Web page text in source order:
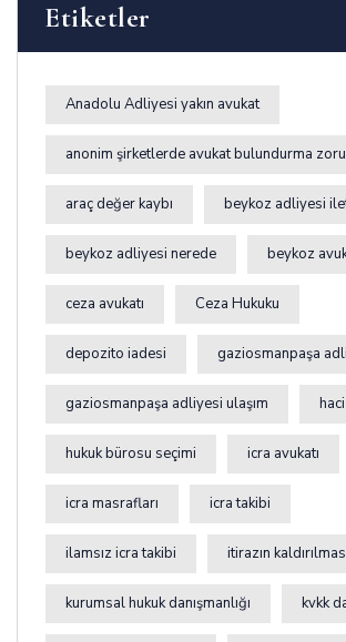
Etiketler
Anadolu Adliyesi yakın avukat
anonim şirketlerde avukat bulundurma
araç değer kaybı beykoz adliyesi
beykoz adliyesi nerede beykoz
ceza avukatı Ceza Hukuku
depozito iadesi gaziosmanpaşa
gaziosmanpaşa adliyesi ulaşım
hukuk bürosu seçimi icra avukatı
icra masrafları icra takibi
ilamsız icra takibi itirazın
kurumsal hukuk danışmanlığı kvkk